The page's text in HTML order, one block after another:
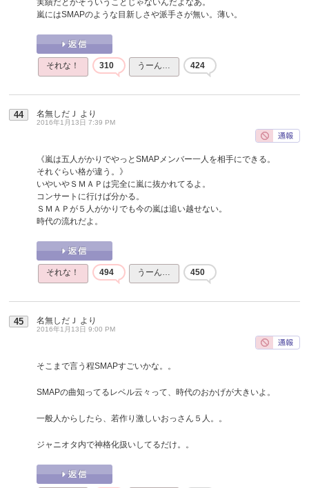
実績だとかそういうことじゃないんだよなあ。
嵐にはSMAPのような目新しさや派手さが無い。薄い。
それな！ 310 うーん… 424
44 名無しだＪ より
2016年1月13日 7:39 PM
《嵐は五人がかりでやっとSMAPメンバー一人を相手にできる。
それぐらい格が違う。》
いやいやＳＭＡＰは完全に嵐に抜かれてるよ。
コンサートに行けば分かる。
ＳＭＡＰが５人がかりでも今の嵐は追い越せない。
時代の流れだよ。
それな！ 494 うーん… 450
45 名無しだＪ より
2016年1月13日 9:00 PM
そこまで言う程SMAPすごいかな。。
SMAPの曲知ってるレベル云々って、時代のおかげが大きいよ。
一般人からしたら、若作り激しいおっさん５人。。
ジャニオタ内で神格化扱いしてるだけ。。